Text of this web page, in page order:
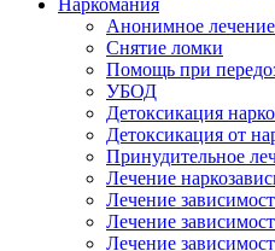
Наркомания
Анонимное
Снятие ломки
Помощь при
УБОД
Детоксикация
Детоксикация от
Принудительное
Лечение
Лечение
Лечение
Лечение